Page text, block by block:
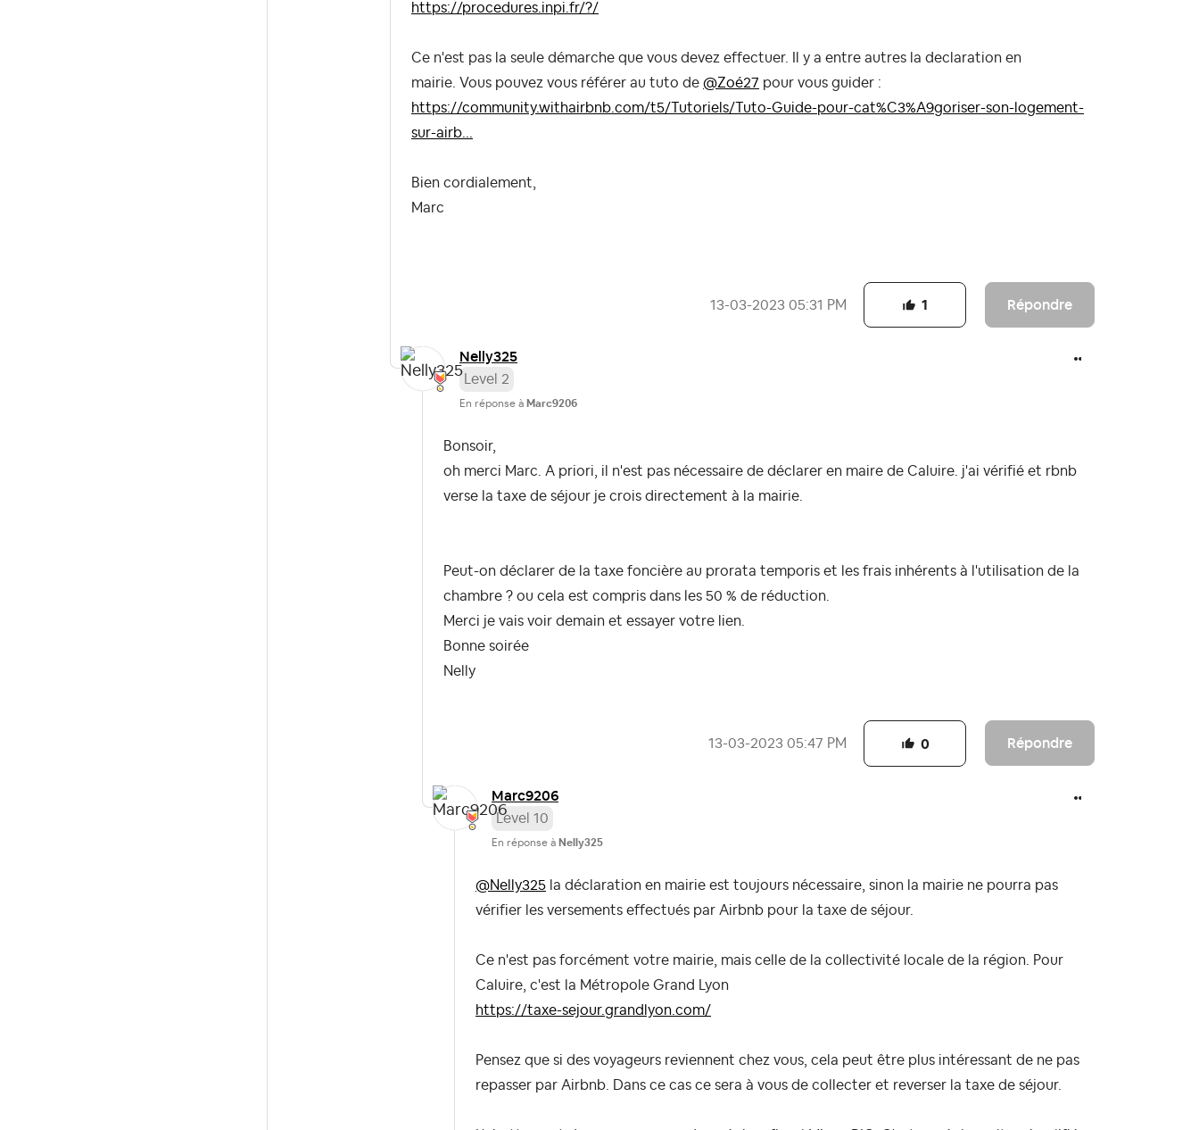
https://procedures.inpi.fr/?/
Ce n'est pas la seule démarche que vous devez effectuer. Il y a entre autres la declaration en
mairie. Vous pouvez vous référer au tuto de @Zoé27 pour vous guider :
https://community.withairbnb.com/t5/Tutoriels/Tuto-Guide-pour-cat%C3%A9goriser-son-logement-
sur-airb...
Bien cordialement,
Marc
‎13-03-2023 05:31 PM Répondre
1
Nelly325
Level 2
En réponse à Marc9206
Bonsoir,
oh merci Marc. A priori, il n'est pas nécessaire de déclarer en maire de Caluire. j'ai vérifié et rbnb
verse la taxe de séjour je crois directement à la mairie.
Peut-on déclarer de la taxe foncière au prorata temporis et les frais inhérents à l'utilisation de la
chambre ? ou cela est compris dans les 50 % de réduction.
Merci je vais voir demain et essayer votre lien.
Bonne soirée
Nelly
‎13-03-2023 05:47 PM Répondre
0
Marc9206
Level 10
En réponse à Nelly325
@Nelly325 la déclaration en mairie est toujours nécessaire, sinon la mairie ne pourra pas
vérifier les versements effectués par Airbnb pour la taxe de séjour.
Ce n'est pas forcément votre mairie, mais celle de la collectivité locale de la région. Pour
Caluire, c'est la Métropole Grand Lyon
https://taxe-sejour.grandlyon.com/
Pensez que si des voyageurs reviennent chez vous, cela peut être plus intéressant de ne pas
repasser par Airbnb. Dans ce cas ce sera à vous de collecter et reverser la taxe de séjour.